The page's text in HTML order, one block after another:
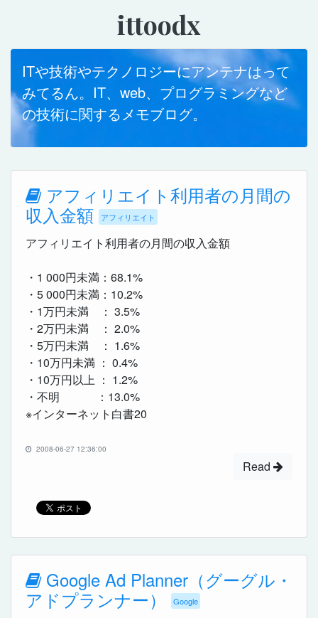
ittoodx
ITや技術やテクノロジーにアンテナはって
みてるん。IT、web、プログラミングなど
の技術に関するメモブログ。
アフィリエイト利用者の月間の
収入金額
アフィリエイト
アフィリエイト利用者の月間の収入金額
・1 000円未満：68.1%
・5 000円未満：10.2%
・1万円未満 ： 3.5%
・2万円未満 ： 2.0%
・5万円未満 ： 1.6%
・10万円未満 ： 0.4%
・10万円以上 ： 1.2%
・不明 ：13.0%
※インターネット白書20
2008-06-27 12:36:00
Read
Google Ad Planner（グーグル・
アドプランナー）
Google